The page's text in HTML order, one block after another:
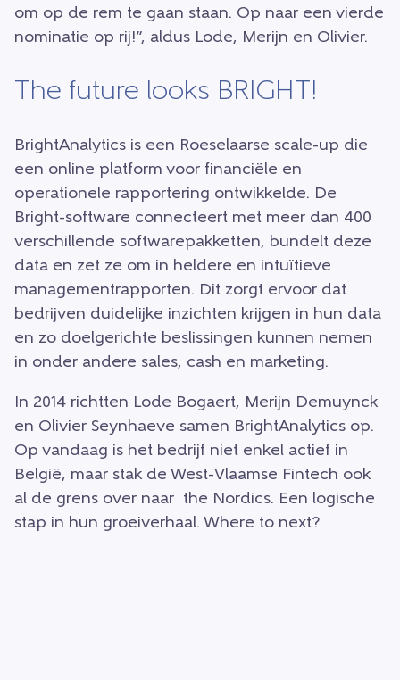
om op de rem te gaan staan. Op naar een vierde
nominatie op rij!”, aldus Lode, Merijn en Olivier.
The future looks BRIGHT!
BrightAnalytics is een Roeselaarse scale-up die
een online platform voor financiële en
operationele rapportering ontwikkelde. De
Bright-software connecteert met meer dan 400
verschillende softwarepakketten, bundelt deze
data en zet ze om in heldere en intuïtieve
managementrapporten. Dit zorgt ervoor dat
bedrijven duidelijke inzichten krijgen in hun data
en zo doelgerichte beslissingen kunnen nemen
in onder andere sales, cash en marketing.
In 2014 richtten Lode Bogaert, Merijn Demuynck
en Olivier Seynhaeve samen BrightAnalytics op.
Op vandaag is het bedrijf niet enkel actief in
België, maar stak de West-Vlaamse Fintech ook
al de grens over naar the Nordics. Een logische
stap in hun groeiverhaal. Where to next?